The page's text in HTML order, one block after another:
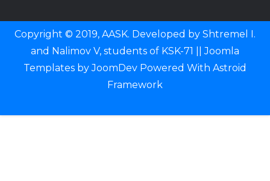
Copyright © 2019, AASK. Developed by Shtremel I.
and Nalimov V, students of KSK-71 ||Joomla
Templates byJoomDev Powered With Astroid
Framework